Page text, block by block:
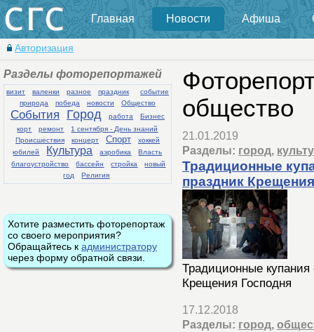
Главная Новости Афиша
Авторизация
Разделы фоторепортажей
визит валенки разное праздник
событие
природа
победа новости Общество
События Город работа
Бизнес
корт
ремонт
1 сентября - День знаний
Происшествия
концерт Спорт
хоккей
юбилей
Культура аэробика
Власть
благоустройство
бассейн стройка
новый
год
Религия
Хотите разместить фоторепортаж
со своего мероприятия?
Обращайтесь к администратору
через форму обратной связи.
общество
21.01.2019
Разделы: город,
Традиционные
праздник
Традиционные
Крещения Господня
17.12.2018
Разделы: город,